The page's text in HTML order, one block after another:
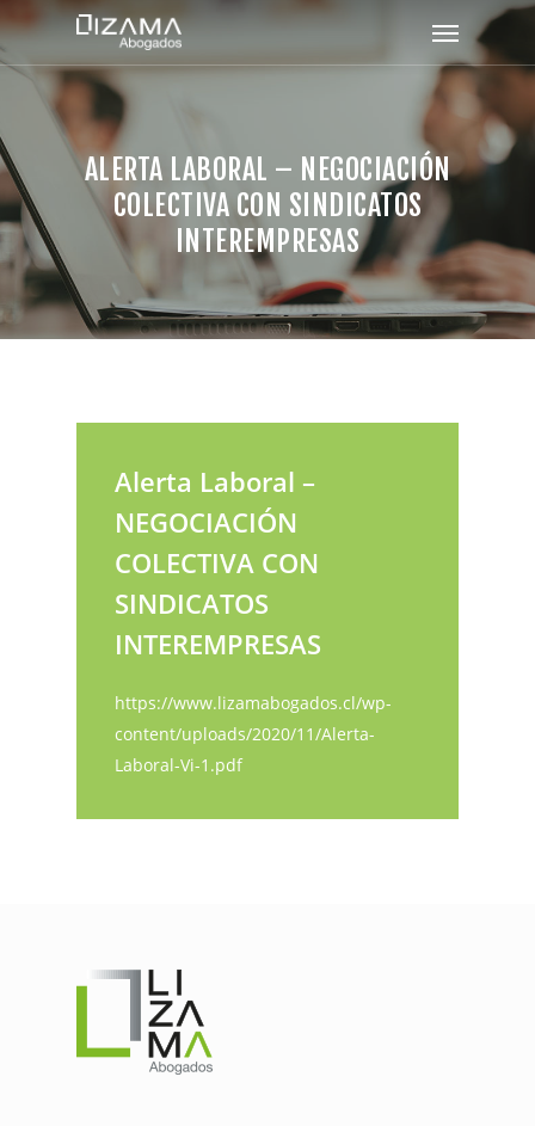
ALERTA LABORAL – NEGOCIACIÓN
COLECTIVA CON SINDICATOS
INTEREMPRESAS
Alerta Laboral –
NEGOCIACIÓN
COLECTIVA CON
SINDICATOS
INTEREMPRESAS
https://www.lizamabogados.cl/wp-
content/uploads/2020/11/Alerta-
Laboral-Vi-1.pdf